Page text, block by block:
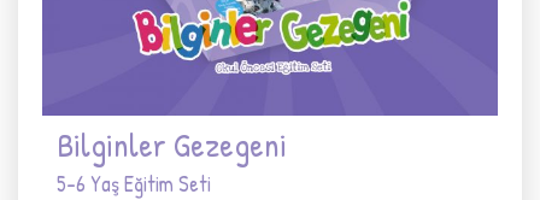
Bilginler Gezegeni
5-6 Yaş Eğitim Seti